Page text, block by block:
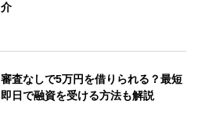
介
審査なしで5万円を借りられる？最短
即日で融資を受ける方法も解説